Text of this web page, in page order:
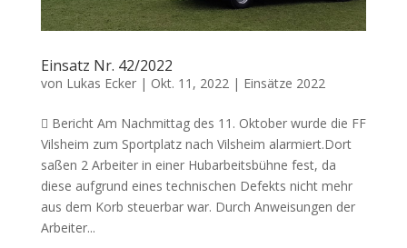
Einsatz Nr. 42/2022
von Lukas Ecker| Okt. 11, 2022| Einsätze 2022
 Bericht Am Nachmittag des 11. Oktober wurde die FF
Vilsheim zum Sportplatz nach Vilsheim alarmiert.Dort
saßen 2 Arbeiter in einer Hubarbeitsbühne fest, da
diese aufgrund eines technischen Defekts nicht mehr
aus dem Korb steuerbar war. Durch Anweisungen der
Arbeiter...